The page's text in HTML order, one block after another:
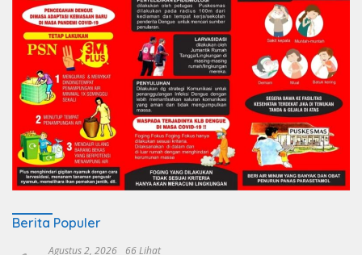
Berita Populer
Agustus 2, 2026 66 Lihat